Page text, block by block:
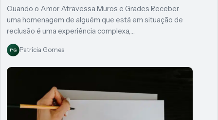
Quando o Amor Atravessa Muros e Grades Receber
uma homenagem de alguém que está em situação de
reclusão é uma experiência complexa,…
PG Patrícia Gomes